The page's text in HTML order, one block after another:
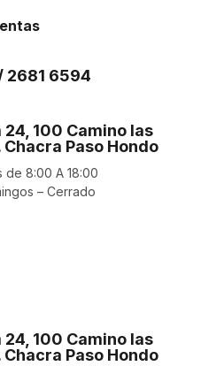
2681 6594
24, 100 Camino las
Chacra Paso Hondo
de 8:00 A 18:00
– Cerrado
24, 100 Camino las
Chacra Paso Hondo